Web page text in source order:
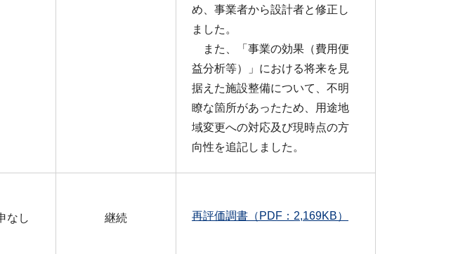
め、事業者から設計者と修正し
ました。
また、「事業の効果（費用便
益分析等）」における将来を見
据えた施設整備について、不明
瞭な箇所があったため、用途地
域変更への対応及び現時点の方
向性を追記しました。
なし 継続 再評価調書（PDF：2,169KB）